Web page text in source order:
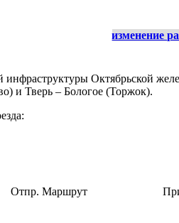
изменение
инфраструктуры Октябрьской
и Тверь – Бологое (Торжок).
Отпр. Маршрут